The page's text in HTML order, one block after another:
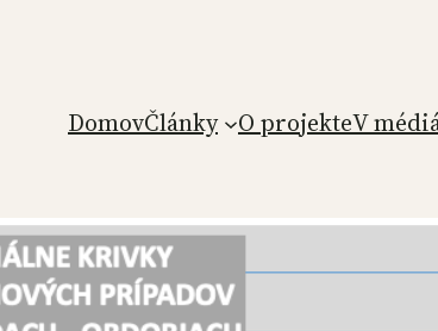
DomovČlánky O projekteV